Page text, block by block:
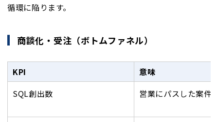
循環に陥ります。
商談化・受注（ボトムファネル）
KPI
意味
SQL創出数
営業にパスした案件